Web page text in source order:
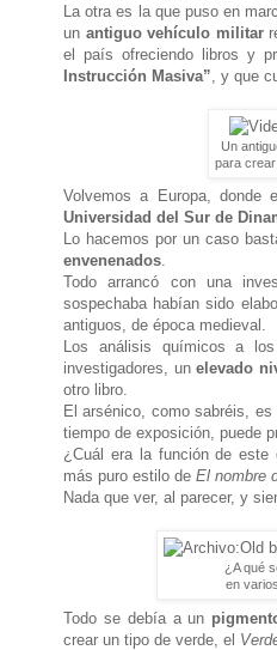
La otra es la que puso en
un antiguo vehículo militar
el país ofreciendo libros y
Instrucción Masiva” , y que
Un
para crear
Volvemos a Europa, donde
Universidad del Sur de
Lo hacemos por un caso
envenenados.
Todo arrancó con una
sospechaba habían sido
antiguos, de época medieval.
Los análisis químicos a
investigadores, unelevado
otro libro.
El arsénico, como sabréis,
tiempo de exposición, puede
¿Cuál era la función de este
más puro estilo de El nombre
Nada que ver, al parecer, y
¿A qué
en
Todo se debía a un
crear un tipo de verde, el